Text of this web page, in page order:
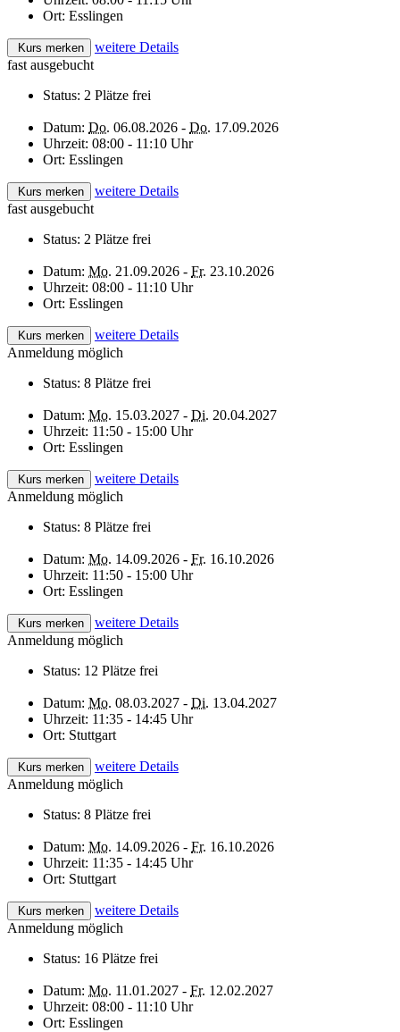
Ort: Esslingen
Kurs merken
weitere Details
fast ausgebucht
Status: 2 Plätze frei
Datum: Do. 06.08.2026 - Do. 17.09.2026
Uhrzeit: 08:00 - 11:10 Uhr
Ort: Esslingen
Kurs merken
weitere Details
fast ausgebucht
Status: 2 Plätze frei
Datum: Mo. 21.09.2026 - Fr. 23.10.2026
Uhrzeit: 08:00 - 11:10 Uhr
Ort: Esslingen
Kurs merken
weitere Details
Anmeldung möglich
Status: 8 Plätze frei
Datum: Mo. 15.03.2027 - Di. 20.04.2027
Uhrzeit: 11:50 - 15:00 Uhr
Ort: Esslingen
Kurs merken
weitere Details
Anmeldung möglich
Status: 8 Plätze frei
Datum: Mo. 14.09.2026 - Fr. 16.10.2026
Uhrzeit: 11:50 - 15:00 Uhr
Ort: Esslingen
Kurs merken
weitere Details
Anmeldung möglich
Status: 12 Plätze frei
Datum: Mo. 08.03.2027 - Di. 13.04.2027
Uhrzeit: 11:35 - 14:45 Uhr
Ort: Stuttgart
Kurs merken
weitere Details
Anmeldung möglich
Status: 8 Plätze frei
Datum: Mo. 14.09.2026 - Fr. 16.10.2026
Uhrzeit: 11:35 - 14:45 Uhr
Ort: Stuttgart
Kurs merken
weitere Details
Anmeldung möglich
Status: 16 Plätze frei
Datum: Mo. 11.01.2027 - Fr. 12.02.2027
Uhrzeit: 08:00 - 11:10 Uhr
Ort: Esslingen